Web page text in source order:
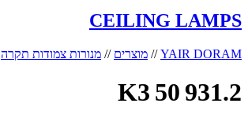
CEILING LAMPS
YAIR DORAM
// מוצרים // מנורות צמודות תקרה
50 931.2 K3